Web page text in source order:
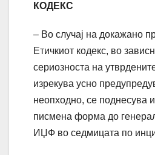
КОДЕКС
– Во случај на докажано
Етичкиот кодекс, во
сериозноста на
изрекува усно
неопходно, се поднесува
писмена форма до
ИЏФ во седмицата по